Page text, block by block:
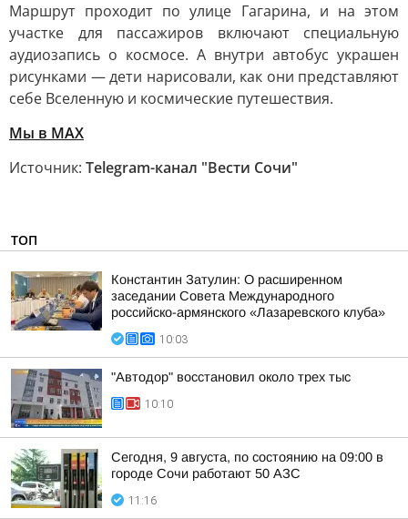
Маршрут проходит по улице Гагарина, и на этом
участке для пассажиров включают специальную
аудиозапись о космосе. А внутри автобус украшен
рисунками — дети нарисовали, как они представляют
себе Вселенную и космические путешествия.
Мы в MAX
Источник: Telegram-канал "Вести Сочи"
ТОП
Константин Затулин: О расширенном
заседании Совета Международного
российско-армянского «Лазаревского клуба»
10:03
"Автодор" восстановил около трех тыс
10:10
Сегодня, 9 августа, по состоянию на 09:00 в
городе Сочи работают 50 АЗС
11:16